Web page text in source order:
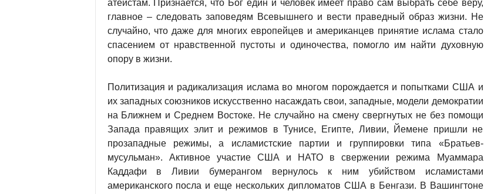
атеистам. Признается, что Бог един и человек имеет право сам выбрать себе веру,
главное – следовать заповедям Всевышнего и вести праведный образ жизни. Не
случайно, что даже для многих европейцев и американцев принятие ислама стало
спасением от нравственной пустоты и одиночества, помогло им найти духовную
опору в жизни.
Политизация и радикализация ислама во многом порождается и попытками США и
их западных союзников искусственно насаждать свои, западные, модели демократии
на Ближнем и Среднем Востоке. Не случайно на смену свергнутых не без помощи
Запада правящих элит и режимов в Тунисе, Египте, Ливии, Йемене пришли не
прозападные режимы, а исламистские партии и группировки типа «Братьев-
мусульман». Активное участие США и НАТО в свержении режима Муаммара
Каддафи в Ливии бумерангом вернулось к ним убийством исламистами
американского посла и еще нескольких дипломатов США в Бенгази. В Вашингтоне